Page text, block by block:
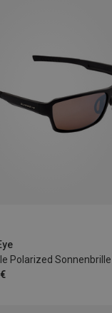
Polarized Sonnenbrille